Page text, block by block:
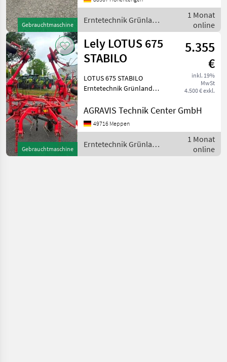
KATEGORIE
WÄHLEN
Landtechnik
2
MARKTPLATZ
Marktplatz Händlerangebote Kleinanzeigen
Gebrauchtmaschine
eignet. Mit seiner
Arbeitsbreite von 6,
Erntetechnik Grünland
/ Lely
1 Monat
online
Gebrauchtmaschine
Lely LOTUS 675
STABILO
5.355
€
inkl. 19%
MwSt
4.500 € exkl.
LOTUS 675 STABILO
Erntetechnik Grünland
AGRAVIS Technik Center GmbH
49716 Meppen
Erntetechnik Grünland
/ Lely
1 Monat
online